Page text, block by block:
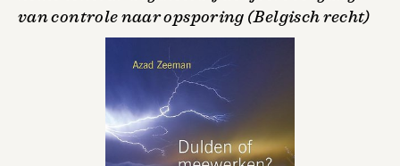
van controle naar opsporing (Belgisch recht)